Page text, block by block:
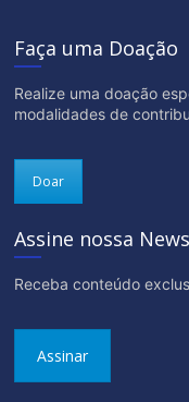
Faça uma Doação
Realize uma doação
modalidades de
Doar
Assine nossa
Receba conteúdo
Assinar